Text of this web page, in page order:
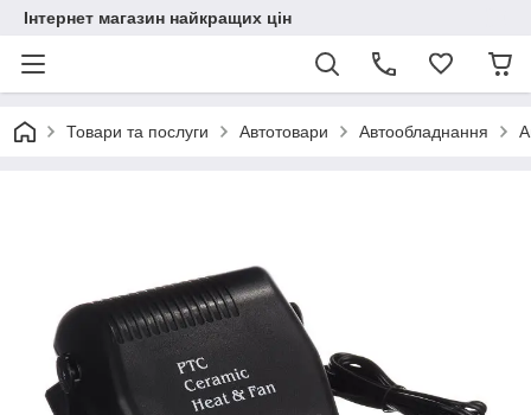
Інтернет магазин найкращих цін
Товари та послуги Автотовари Автообладнання